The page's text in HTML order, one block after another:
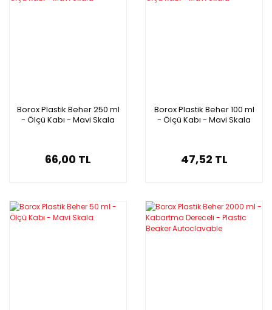
Borox Plastik Beher 250 ml
- Ölçü Kabı - Mavi Skala
66,00 TL
Borox Plastik Beher 100 ml
- Ölçü Kabı - Mavi Skala
47,52 TL